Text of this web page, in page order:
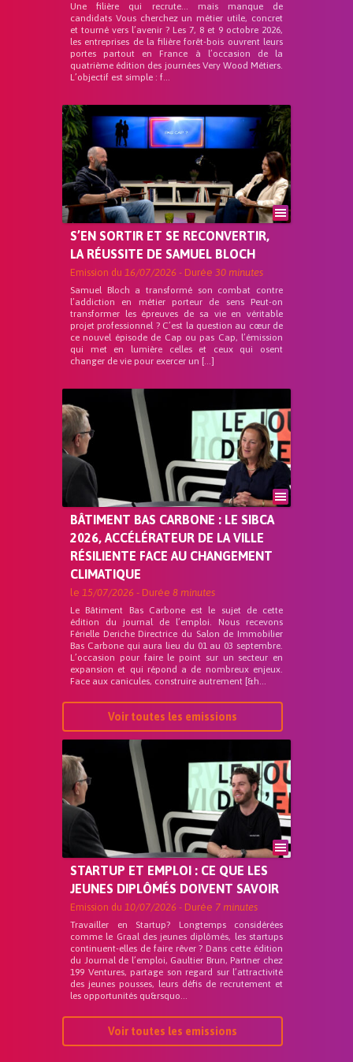
Une filière qui recrute… mais manque de
candidats Vous cherchez un métier utile, concret
et tourné vers l’avenir ? Les 7, 8 et 9 octobre 2026,
les entreprises de la filière forêt-bois ouvrent leurs
portes partout en France à l’occasion de la
quatrième édition des journées Very Wood Métiers.
L’objectif est simple : f...
S’EN SORTIR ET SE RECONVERTIR,
LA RÉUSSITE DE SAMUEL BLOCH
Emission du 16/07/2026 - Durée 30 minutes
Samuel Bloch a transformé son combat contre
l’addiction en métier porteur de sens Peut-on
transformer les épreuves de sa vie en véritable
projet professionnel ? C’est la question au cœur de
ce nouvel épisode de Cap ou pas Cap, l’émission
qui met en lumière celles et ceux qui osent
changer de vie pour exercer un […]
BÂTIMENT BAS CARBONE : LE SIBCA
2026, ACCÉLÉRATEUR DE LA VILLE
RÉSILIENTE FACE AU CHANGEMENT
CLIMATIQUE
le 15/07/2026 - Durée 8 minutes
Le Bâtiment Bas Carbone est le sujet de cette
édition du journal de l’emploi. Nous recevons
Férielle Deriche Directrice du Salon de Immobilier
Bas Carbone qui aura lieu du 01 au 03 septembre.
L’occasion pour faire le point sur un secteur en
expansion et qui répond a de nombreux enjeux.
Face aux canicules, construire autrement [&h...
Voir toutes les emissions
STARTUP ET EMPLOI : CE QUE LES
JEUNES DIPLÔMÉS DOIVENT SAVOIR
Emission du 10/07/2026 - Durée 7 minutes
Travailler en Startup? Longtemps considérées
comme le Graal des jeunes diplômés, les startups
continuent-elles de faire rêver ? Dans cette édition
du Journal de l’emploi, Gaultier Brun, Partner chez
199 Ventures, partage son regard sur l’attractivité
des jeunes pousses, leurs défis de recrutement et
les opportunités qu&rsquo...
Voir toutes les emissions